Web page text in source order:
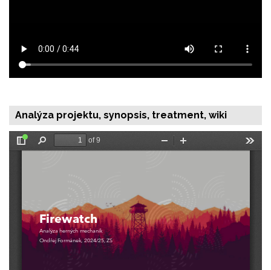
Analýza projektu, synopsis, treatment, wiki